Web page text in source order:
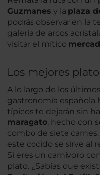
Guzmanes y la plaza
podrás observar en la
galería de arcos
visitar el mítico
Los mejores
A lo largo de los
gastronomía española
típicos te dejarán sin
maragato, hecho con
combo de siete
este cocido se sirve al
Si eres un carnívoro
plato. ¿Sabías que